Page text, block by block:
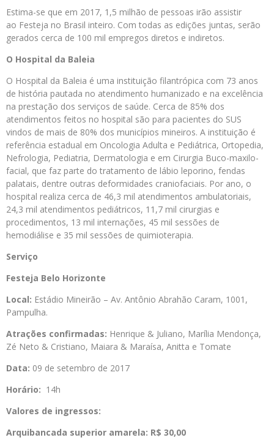
Estima-se que em 2017, 1,5 milhão de pessoas irão assistir
ao Festeja no Brasil inteiro. Com todas as edições juntas, serão
gerados cerca de 100 mil empregos diretos e indiretos.
O Hospital da Baleia
O Hospital da Baleia é uma instituição filantrópica com 73 anos
de história pautada no atendimento humanizado e na excelência
na prestação dos serviços de saúde. Cerca de 85% dos
atendimentos feitos no hospital são para pacientes do SUS
vindos de mais de 80% dos municípios mineiros. A instituição é
referência estadual em Oncologia Adulta e Pediátrica, Ortopedia,
Nefrologia, Pediatria, Dermatologia e em Cirurgia Buco-maxilo-
facial, que faz parte do tratamento de lábio leporino, fendas
palatais, dentre outras deformidades craniofaciais. Por ano, o
hospital realiza cerca de 46,3 mil atendimentos ambulatoriais,
24,3 mil atendimentos pediátricos, 11,7 mil cirurgias e
procedimentos, 13 mil internações, 45 mil sessões de
hemodiálise e 35 mil sessões de quimioterapia.
Serviço
Festeja Belo Horizonte
Local: Estádio Mineirão – Av. Antônio Abrahão Caram, 1001,
Pampulha.
Atrações confirmadas: Henrique & Juliano, Marília Mendonça,
Zé Neto & Cristiano, Maiara & Maraísa, Anitta e Tomate
Data: 09 de setembro de 2017
Horário: 14h
Valores de ingressos:
Arquibancada superior amarela: R$ 30,00